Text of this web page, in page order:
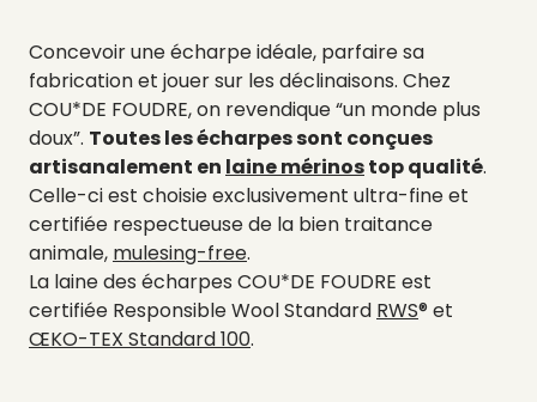
Concevoir une écharpe idéale, parfaire sa
fabrication et jouer sur les déclinaisons. Chez
COU*DE FOUDRE,on revendique “un monde plus
doux”. Toutes les écharpes sont conçues
artisanalement en laine mérinostop qualité.
Celle-ci est choisie exclusivement ultra-fine et
certifiée respectueuse de la bien traitance
animale, mulesing-free.
La laine des écharpes COU*DE FOUDRE est
certifiée Responsible Wool Standard RWS® et
ŒKO-TEX Standard 100.